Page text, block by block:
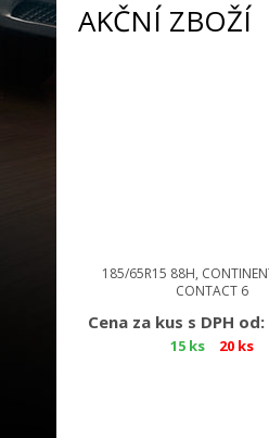
AKČNÍ ZBOŽÍ
185/65R15 88H,
CONTACT 6
Cena za kus s DPH
15 ks 20 ks